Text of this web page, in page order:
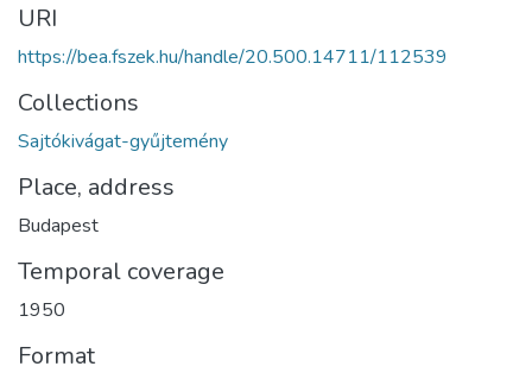
URI
https://bea.fszek.hu/handle/20.500.14711/112539
Collections
Sajtókivágat-gyűjtemény
Place, address
Budapest
Temporal coverage
1950
Format